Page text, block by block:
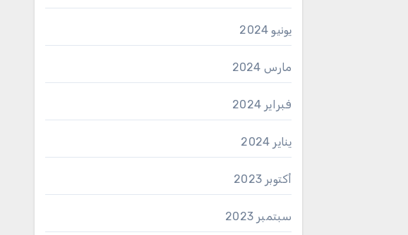
يونيو 2024
مارس 2024
فبراير 2024
يناير 2024
أكتوبر 2023
سبتمبر 2023